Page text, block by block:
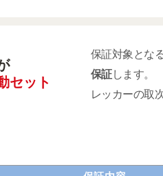
セット
保証対象とな
保証します。
レッカーの取